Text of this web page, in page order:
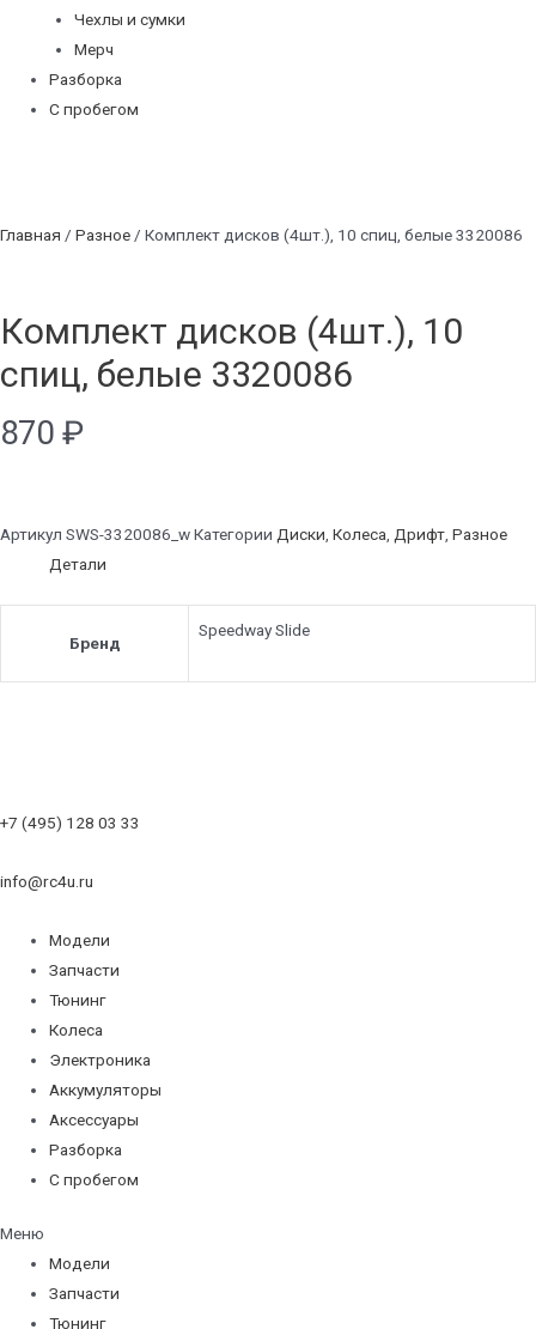
Чехлы и сумки
Мерч
Разборка
С пробегом
Главная / Разное / Комплект дисков (4шт.), 10 спиц, белые 3320086
Комплект дисков (4шт.), 10
спиц, белые 3320086
870 ₽
Артикул SWS-3320086_wКатегории Диски, Колеса, Дрифт, Разное
Детали
Бренд
Speedway Slide
+7 (495) 128 03 33
info@rc4u.ru
Модели
Запчасти
Тюнинг
Колеса
Электроника
Аккумуляторы
Аксессуары
Разборка
С пробегом
Меню
Модели
Запчасти
Тюнинг